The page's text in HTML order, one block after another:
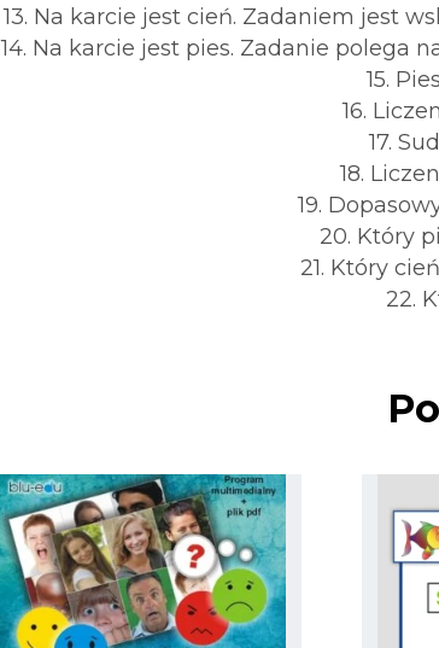
13. Na karcie jest cień. Zadaniem jest
14. Na karcie jest pies. Zadanie polega
15.
16.
17.
18.
19.
20. Który
21. Który
22.